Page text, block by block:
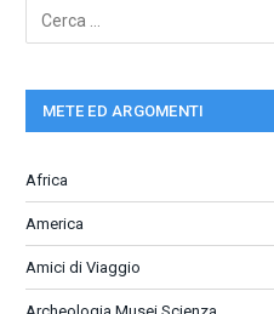
METE ED ARGOMENTI
Africa
America
Amici di Viaggio